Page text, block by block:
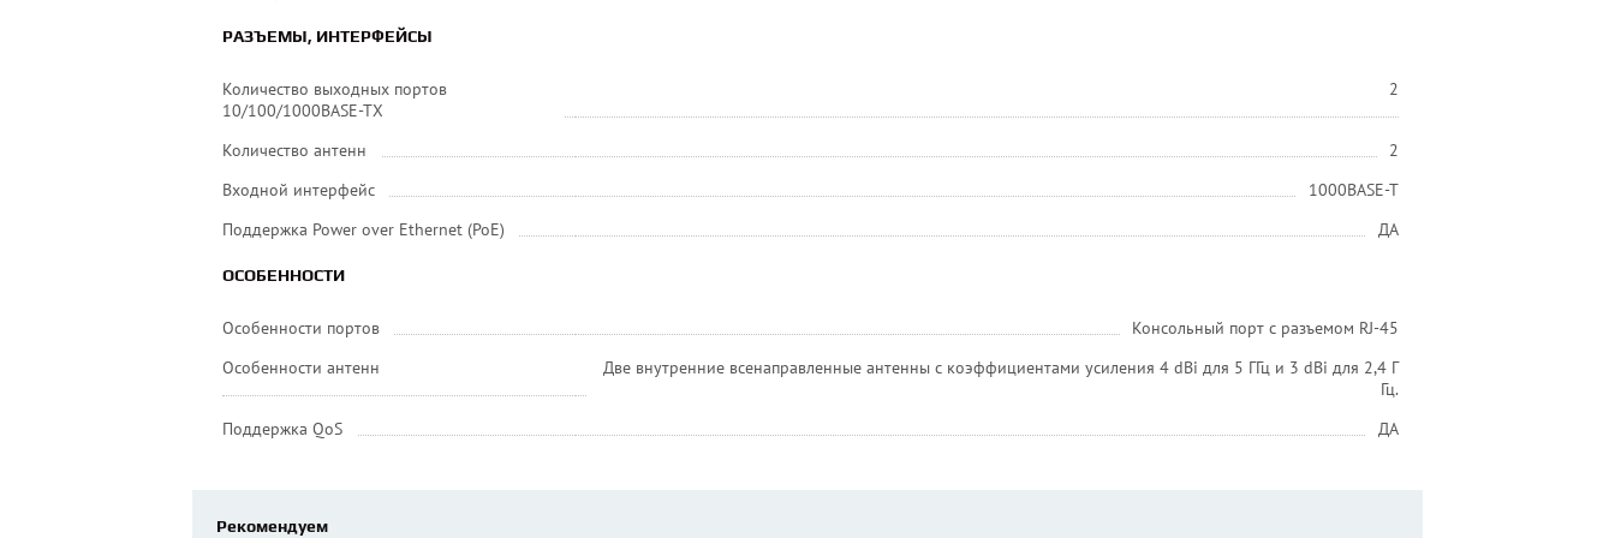
РАЗЪЕМЫ, ИНТЕРФЕЙСЫ
Количество выходных портов
10/100/1000BASE-TX
2
Количество антенн
2
Входной интерфейс
1000BASE-T
Поддержка Power over Ethernet (PoE)
ДА
ОСОБЕННОСТИ
Особенности портов
Консольный порт с разъемом RJ-45
Особенности антенн
Две внутренние всенаправленные антенны с коэффициентами усиления 4 dBi для 5 ГГц и 3 dBi для 2,4 Г
Гц.
Поддержка QoS
ДА
Рекомендуем